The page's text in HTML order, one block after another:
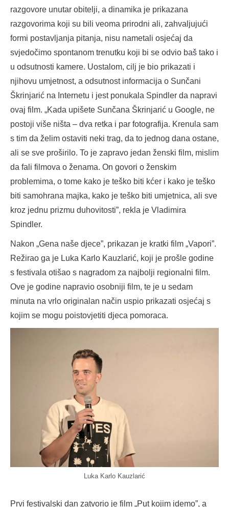
razgovore unutar obitelji, a dinamika je prikazana
razgovorima koji su bili veoma prirodni ali, zahvaljujući
formi postavljanja pitanja, nisu nametali osjećaj da
svjedočimo spontanom trenutku koji bi se odvio baš tako i
u odsutnosti kamere. Uostalom, cilj je bio prikazati i
njihovu umjetnost, a odsutnost informacija o Sunčani
Škrinjarić na Internetu i jest ponukala Spindler da napravi
ovaj film. „Kada upišete Sunčana Škrinjarić u Google, ne
postoji više ništa – dva retka i par fotografija. Krenula sam
s tim da želim ostaviti neki trag, da to jednog dana ostane,
ali se sve proširilo. To je zapravo jedan ženski film, mislim
da fali filmova o ženama. On govori o ženskim
problemima, o tome kako je teško biti kćer i kako je teško
biti samohrana majka, kako je teško biti umjetnica, ali sve
kroz jednu prizmu duhovitosti”, rekla je Vladimira
Spindler.
Nakon „Gena naše djece”, prikazan je kratki film „Vapori”.
Režirao ga je Luka Karlo Kauzlarić, koji je prošle godine
s festivala otišao s nagradom za najbolji regionalni film.
Ove je godine napravio osobniji film, te je u sedam
minuta na vrlo originalan način uspio prikazati osjećaj s
kojim se mogu poistovjetiti djeca pomoraca.
Luka Karlo Kauzlarić
Prvi festivalski dan zatvorio je film „Put kojim idemo”, a